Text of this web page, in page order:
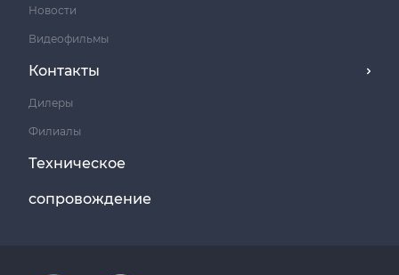
Новости
Видеофильмы
Контакты
Дилеры
Филиалы
Техническое
сопровождение